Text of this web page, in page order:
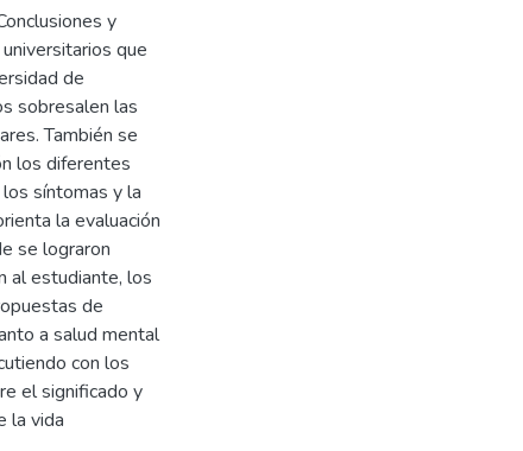
y
que
de
sobresalen las
También se
los diferentes
síntomas y la
la evaluación
se lograron
al estudiante, los
de
a salud mental
con los
el significado y
la vida